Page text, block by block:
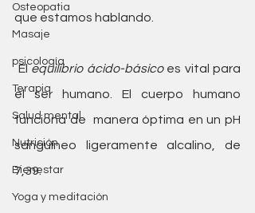
Osteopatia
Masaje
psicología
Terapia
Salud mental
Nutrición
Bienestar
Yoga y meditación
que estamos hablando.
El equilibrio ácido-básico es vital para
el ser humano. El cuerpo humano
funciona de  manera óptima en un pH
sanguíneo ligeramente alcalino, de
7,39.